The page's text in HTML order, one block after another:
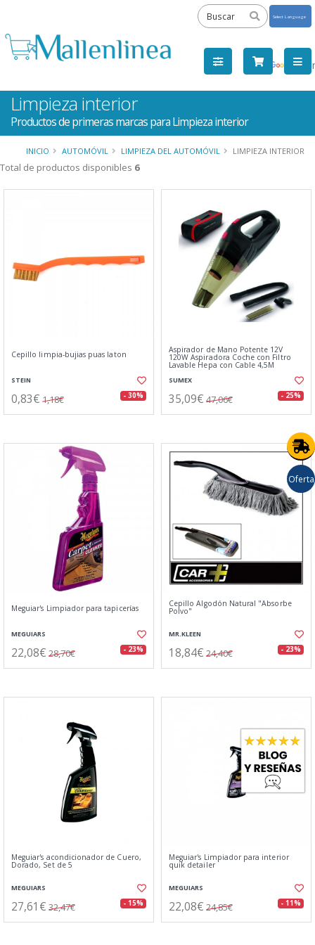
by
Limpieza interior
Productos de primeras marcas para Limpieza interior
INICIO AUTOMÓVIL LIMPIEZA DEL AUTOMÓVIL LIMPIEZA INTERIOR
Total de productos disponibles 6
Cepillo limpia-bujias puas laton
STEIN
0,83€ 1,18€ - 30%
Aspirador de Mano Potente 12V
120W Aspiradora Coche con Filtro
Lavable Hepa con Cable 4,5M
SUMEX
35,09€ 47,06€ - 25%
Meguiar's Limpiador para tapicerías
MEGUIARS
22,08€ 28,70€ - 23%
Oferta
Cepillo Algodón Natural "Absorbe
Polvo"
MR.KLEEN
18,84€ 24,40€ - 23%
Meguiar's acondicionador de Cuero,
Dorado, Set de 5
MEGUIARS
27,61€ 32,47€ - 15%
Meguiar's Limpiador para interior
quik detailer
MEGUIARS
22,08€ 24,85€ - 11%